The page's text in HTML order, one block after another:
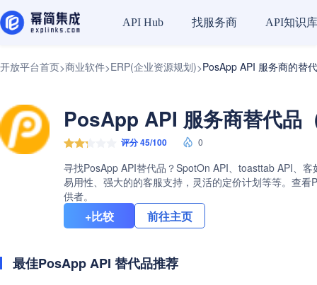
API Hub 找服务商 API知识库
开放平台首页>商业软件>ERP(企业资源规划)>PosApp API 服务商的替
PosApp API 服务商替代品
评分 45/100 0
寻找PosApp API替代品？SpotOn API、toasttab API、
易用性、强大的的客服支持，灵活的定价计划等等。查
供者。
+比较 前往主页
最佳PosApp API 替代品推荐